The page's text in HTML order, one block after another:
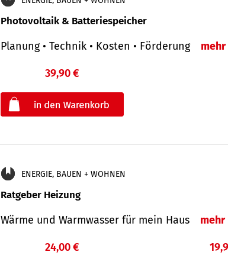
Photovoltaik & Batteriespeicher
Planung • Technik • Kosten • Förderung mehr
39,90 €
ENERGIE, BAUEN + WOHNEN
Ratgeber Heizung
Wärme und Warmwasser für mein Haus mehr
24,00 €